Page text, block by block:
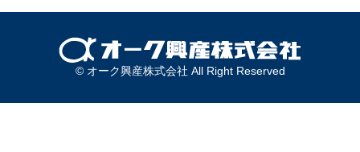
© オーク興産株式会社 All Right Reserved